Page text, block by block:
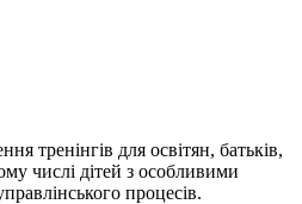
тренінгів для освітян, батьків,
числі дітей з особливими
процесів.